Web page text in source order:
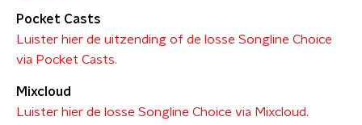
Pocket Casts
Luister hier de uitzending of de losse Songline Choice
via Pocket Casts.
Mixcloud
Luister hier de losse Songline Choice via Mixcloud.